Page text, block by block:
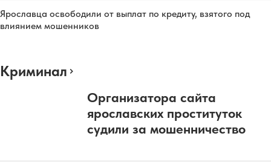
Ярославца освободили от выплат по кредиту, взятого под
влиянием мошенников
Криминал
Организатора сайта
ярославских проституток
судили за мошенничество